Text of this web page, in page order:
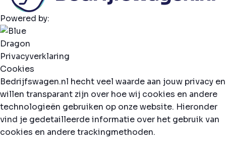
Powered by:
Privacyverklaring
Cookies
Bedrijfswagen.nl hecht veel waarde aan jouw privacy en
willen transparant zijn over hoe wij cookies en andere
technologieën gebruiken op onze website. Hieronder
vind je gedetailleerde informatie over het gebruik van
cookies en andere trackingmethoden.